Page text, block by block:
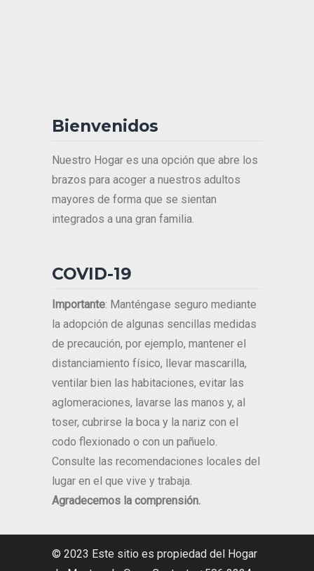
Bienvenidos
Nuestro Hogar es una opción que abre los
brazos para acoger a nuestros adultos
mayores de forma que se sientan
integrados a una gran familia.
COVID-19
Importante: Manténgase seguro mediante
la adopción de algunas sencillas medidas
de precaución, por ejemplo, mantener el
distanciamiento físico, llevar mascarilla,
ventilar bien las habitaciones, evitar las
aglomeraciones, lavarse las manos y, al
toser, cubrirse la boca y la nariz con el
codo flexionado o con un pañuelo.
Consulte las recomendaciones locales del
lugar en el que vive y trabaja.
Agradecemos la comprensión.
© 2023 Este sitio es propiedad del Hogar